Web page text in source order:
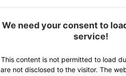
We need your consent to
service!
This content is not permitted to load
are not disclosed to the visitor. The